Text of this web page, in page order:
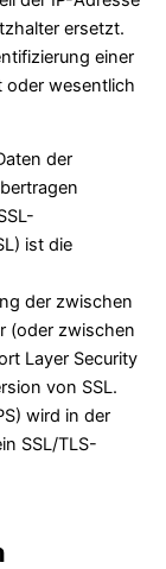
ersetzt.
einer
oder wesentlich
der
ist die
der zwischen
(oder zwischen
Layer Security
von SSL.
wird in der
SSL/TLS-